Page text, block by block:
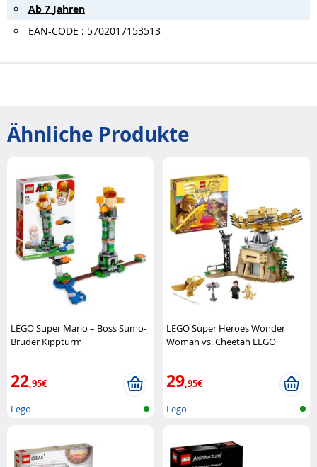
Ab 7 Jahren
EAN-CODE : 5702017153513
Ähnliche Produkte
LEGO Super Mario – Boss Sumo-
Bruder Kippturm
22,95€
Lego
LEGO Super Heroes Wonder
Woman vs. Cheetah LEGO
29,95€
Lego